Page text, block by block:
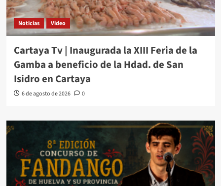
Noticias Video
Cartaya Tv | Inaugurada la XIII Feria de la
Gamba a beneficio de la Hdad. de San
Isidro en Cartaya
6 de agosto de 2026 0